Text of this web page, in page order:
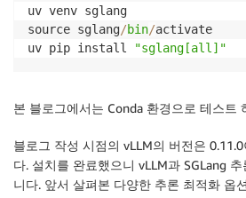
uv venv sglang
source sglang/bin/activate
uv pip install
"sglang[all]"
본 블로그에서는 Conda 환경으로 테스트
블로그 작성 시점의 vLLM의 버전은
다. 설치를 완료했으니 vLLM과 SGLang
니다. 앞서 살펴본 다양한 추론 최적화 옵